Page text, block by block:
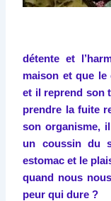
détente et
maison et que le
et il reprend son
prendre la fuite
son organisme,
un coussin du
estomac et le
quand nous
peur qui dure ?